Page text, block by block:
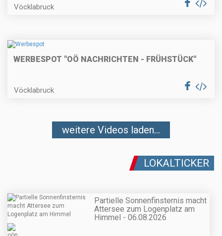
Vöcklabruck
WERBESPOT "OÖ NACHRICHTEN - FRÜHSTÜCK"
Vöcklabruck
weitere Videos laden...
LOKALTICKER
Partielle Sonnenfinsternis macht
Attersee zum Logenplatz am
Himmel - 06.08.2026